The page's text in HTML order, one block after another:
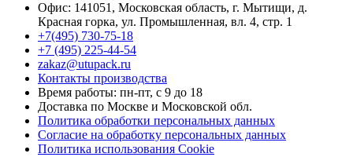
Офис: 141051, Московская область, г. Мытищи, д.
Красная горка, ул. Промышленная, вл. 4, стр. 1
+7(495) 730-75-18
+7 (495) 225-44-54
zakaz@utupack.ru
Контакты производства
Время работы: пн-пт, с 9 до 18
Доставка по Москве и Московской обл.
Политика обработки персональных данных
Согласие на обработку персональных данных
Политика использования Cookie